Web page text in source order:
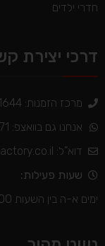
חדרי ילדים
דרכי יצירת
מרכז הזמנות: 09-7921644
אנחנו גם בוואצפ: 053-6808-071
דוא"ל:
שעות פעילות:
ימים א-ה בין השעות 9:00-18:00